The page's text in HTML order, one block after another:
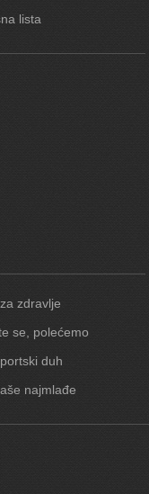
lista
zdravlje
se, polećemo
duh
najmlađe